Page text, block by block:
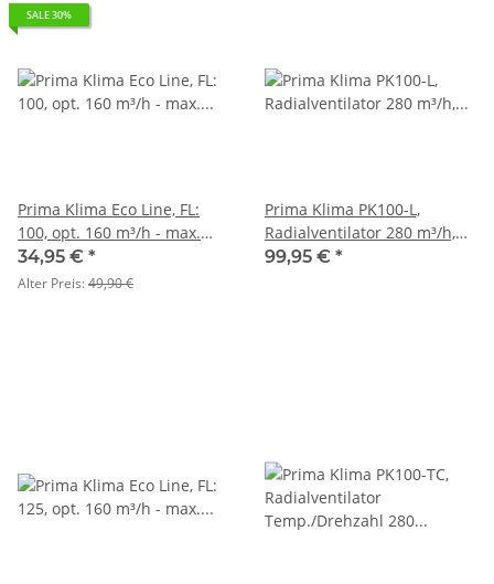
SALE 30%
Prima Klima Eco Line, FL:
100, opt. 160 m³/h - max.
240 m³/h, Länge: 18 cm
34,95 € *
Alter Preis:49,90 €
Prima Klima PK100-L,
Radialventilator 280 m³/h,
Flansch: 100
99,95 € *